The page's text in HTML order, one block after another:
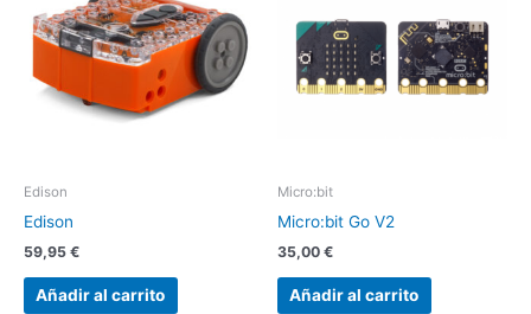
Edison
Edison
59,95 €
Añadir al carrito
Micro:bit
Micro:bit Go V2
35,00 €
Añadir al carrito